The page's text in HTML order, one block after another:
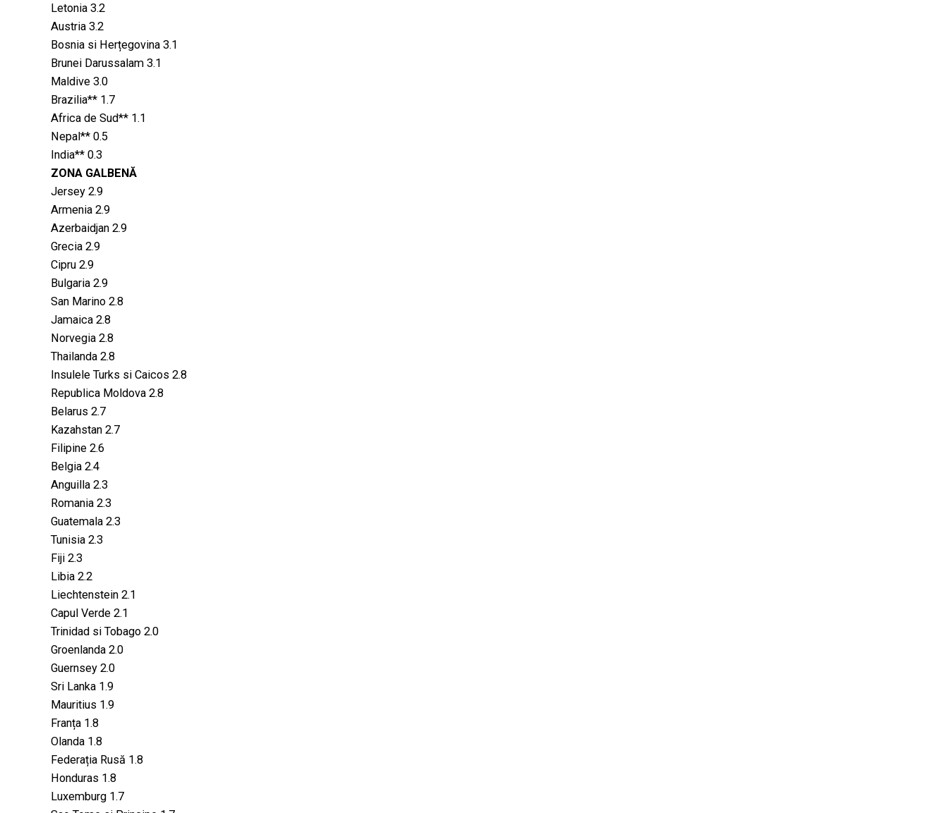
Letonia 3.2
Austria 3.2
Bosnia si Herțegovina 3.1
Brunei Darussalam 3.1
Maldive 3.0
Brazilia** 1.7
Africa de Sud** 1.1
Nepal** 0.5
India** 0.3
ZONA GALBENĂ
Jersey 2.9
Armenia 2.9
Azerbaidjan 2.9
Grecia 2.9
Cipru 2.9
Bulgaria 2.9
San Marino 2.8
Jamaica 2.8
Norvegia 2.8
Thailanda 2.8
Insulele Turks si Caicos 2.8
Republica Moldova 2.8
Belarus 2.7
Kazahstan 2.7
Filipine 2.6
Belgia 2.4
Anguilla 2.3
Romania 2.3
Guatemala 2.3
Tunisia 2.3
Fiji 2.3
Libia 2.2
Liechtenstein 2.1
Capul Verde 2.1
Trinidad si Tobago 2.0
Groenlanda 2.0
Guernsey 2.0
Sri Lanka 1.9
Mauritius 1.9
Franța 1.8
Olanda 1.8
Federația Rusă 1.8
Honduras 1.8
Luxemburg 1.7